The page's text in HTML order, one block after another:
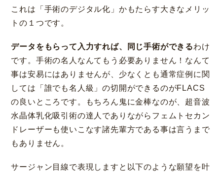
これは「手術のデジタル化」かもたらす大きなメリッ
トの１つです。
データをもらって入力すれば、同じ手術ができるわけ
です。手術の名人なんてもう必要ありません！なんて
事は安易にはありませんが、少なくとも通常症例に関
しては「誰でも名人級」の切開ができるのがFLACS
の良いところです。もちろん鬼に金棒なのが、超音波
水晶体乳化吸引術の達人でありながらフェムトセカン
ドレーザーも使いこなす諸先輩方である事は言うまで
もありません。
サージャン目線で表現しますと以下のような願望を叶